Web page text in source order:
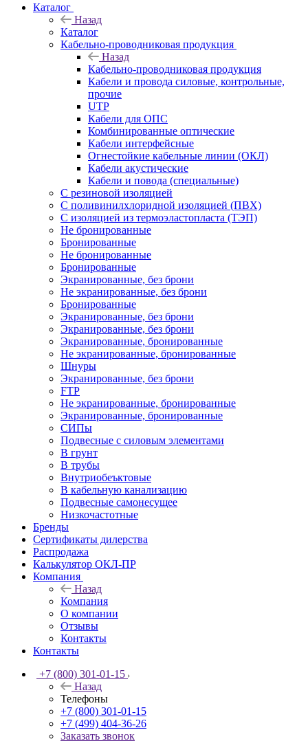
Каталог
Назад
Каталог
Кабельно-проводниковая продукция
Назад
Кабельно-проводниковая продукция
Кабели и провода силовые, контрольные,
прочие
UTP
Кабели для ОПС
Комбинированные оптические
Кабели интерфейсные
Огнестойкие кабельные линии (ОКЛ)
Кабели акустические
Кабели и повода (специальные)
С резиновой изоляцией
С поливинилхлоридной изоляцией (ПВХ)
С изоляцией из термоэластопласта (ТЭП)
Не бронированные
Бронированные
Не бронированные
Бронированные
Экранированные, без брони
Не экранированные, без брони
Бронированные
Экранированные, без брони
Экранированные, без брони
Экранированные, бронированные
Не экранированные, бронированные
Шнуры
Экранированные, без брони
FTP
Не экранированные, бронированные
Экранированные, бронированные
СИПы
Подвесные с силовым элементами
В грунт
В трубы
Внутриобеъктовые
В кабельную канализацию
Подвесные самонесущее
Низкочастотные
Бренды
Сертификаты дилерства
Распродажа
Калькулятор ОКЛ-ПР
Компания
Назад
Компания
О компании
Отзывы
Контакты
Контакты
+7 (800) 301-01-15
Назад
Телефоны
+7 (800) 301-01-15
+7 (499) 404-36-26
Заказать звонок